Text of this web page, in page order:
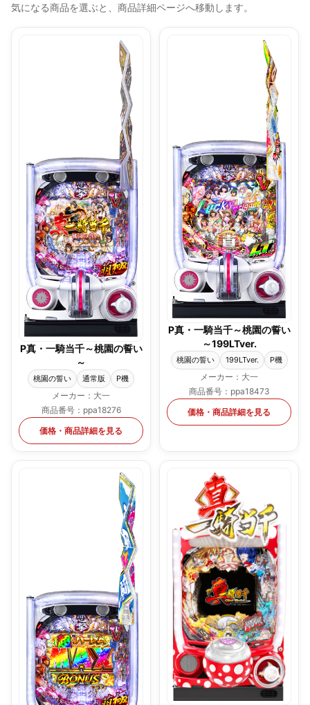
気になる商品を選ぶと、商品詳細ページへ移動します。
P真・一騎当千～桃園の誓い
～
桃園の誓い 通常版 P機
メーカー：大一
商品番号：ppa18276
価格・商品詳細を見る
P真・一騎当千～桃園の誓い
～199LTver.
桃園の誓い 199LTver. P機
メーカー：大一
商品番号：ppa18473
価格・商品詳細を見る